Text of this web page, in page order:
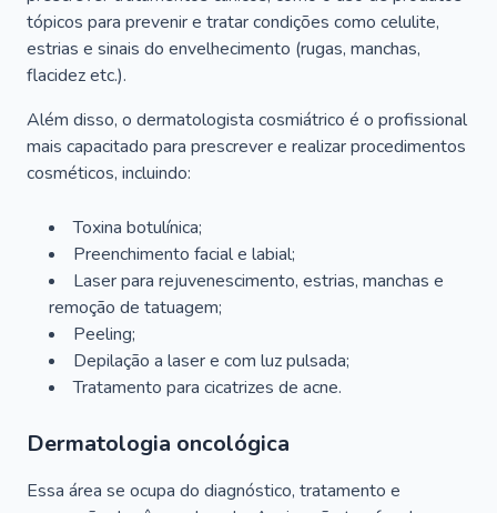
tópicos para prevenir e tratar condições como celulite,
estrias e sinais do envelhecimento (rugas, manchas,
flacidez etc.).
Além disso, o dermatologista cosmiátrico é o profissional
mais capacitado para prescrever e realizar procedimentos
cosméticos, incluindo:
Toxina botulínica;
Preenchimento facial e labial;
Laser para rejuvenescimento, estrias, manchas e
remoção de tatuagem;
Peeling;
Depilação a laser e com luz pulsada;
Tratamento para cicatrizes de acne.
Dermatologia oncológica
Essa área se ocupa do diagnóstico, tratamento e